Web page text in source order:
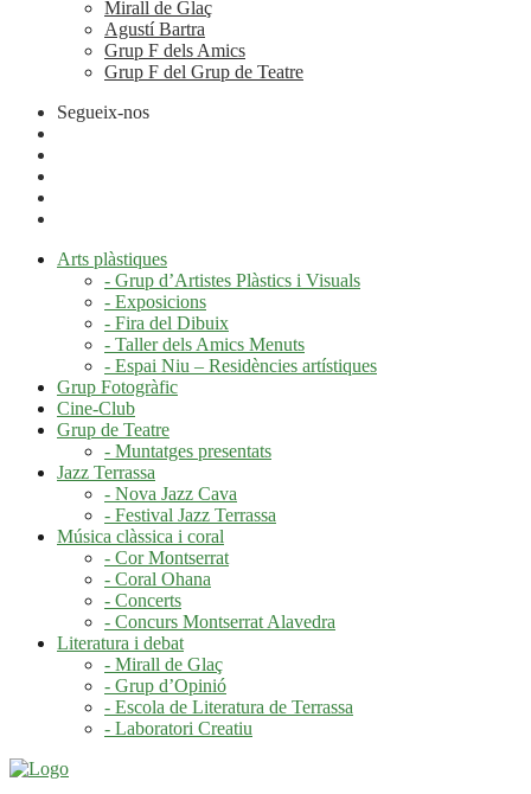
Mirall de Glaç
Agustí Bartra
Grup F dels Amics
Grup F del Grup de Teatre
Segueix-nos
Arts plàstiques
- Grup d’Artistes Plàstics i Visuals
- Exposicions
- Fira del Dibuix
- Taller dels Amics Menuts
- Espai Niu – Residències artístiques
Grup Fotogràfic
Cine-Club
Grup de Teatre
- Muntatges presentats
Jazz Terrassa
- Nova Jazz Cava
- Festival Jazz Terrassa
Música clàssica i coral
- Cor Montserrat
- Coral Ohana
- Concerts
- Concurs Montserrat Alavedra
Literatura i debat
- Mirall de Glaç
- Grup d’Opinió
- Escola de Literatura de Terrassa
- Laboratori Creatiu